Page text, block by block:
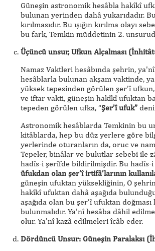
Güneşin astronomik hesâbla hakîkî
bulunan yerinden dahâ yukarıdadır.
kırılmasıdır. Bu ışığın kırılma olayı
bu fark, Temkin müddetinin 2.
Üçüncü unsur, Ufkun Alçalması
Namaz Vaktleri hesâbında şehrin,
hesâblarla bulunan akşam vaktinde,
yüksek tepesinden görülen şer’î
ve iftar vakti, güneşin hakîkî ufuktan
tepeden görülen ufka, “Şer’î ufuk”
Astronomik hesâblarda Temkinin bu
kitâblarda, hep bu düz yerlere göre
yerlerinde oturanların da, oruc ve
Tepeler, binâlar ve bulutlar sebebi ile
hadîs-i şerîfde bildirilmişdir. Bu hadîs-
üfukdan olan şer’î irtifâ’larının
güneşin ufuktan yüksekliğinin, O
hakîkî ufuktan dahâ aşağıda
aşağıda olan bu şer’î ufuktan
bulunmalıdır. Ya'nî hesâba dâhil
olur. Ya'nî kazâ edilmeleri îcâb eder.
Dördüncü Unsur: Güneşin Paralaksı